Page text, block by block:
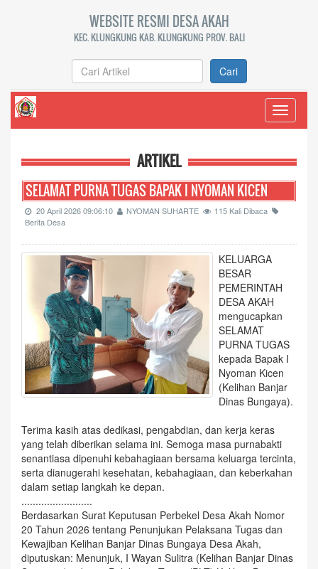
WEBSITE RESMI DESA AKAH
KEC. KLUNGKUNG KAB. KLUNGKUNG PROV. BALI
Cari
Toggle
ARTIKEL
SELAMAT PURNA TUGAS BAPAK I NYOMAN KICEN
20 April 2026 09:06:10 NYOMAN SUHARTE
115 Kali Dibaca
Berita Desa
KELUARGA
BESAR
PEMERINTAH
DESA AKAH
mengucapkan
SELAMAT
PURNA TUGAS
kepada Bapak I
Nyoman Kicen
(Kelihan Banjar
Dinas Bungaya).
Terima kasih atas dedikasi, pengabdian, dan kerja keras
yang telah diberikan selama ini. Semoga masa purnabakti
senantiasa dipenuhi kebahagiaan bersama keluarga tercinta,
serta dianugerahi kesehatan, kebahagiaan, dan keberkahan
dalam setiap langkah ke depan.
.........................
Berdasarkan Surat Keputusan Perbekel Desa Akah Nomor
20 Tahun 2026 tentang Penunjukan Pelaksana Tugas dan
Kewajiban Kelihan Banjar Dinas Bungaya Desa Akah,
diputuskan: Menunjuk, I Wayan Sulitra (Kelihan Banjar Dinas